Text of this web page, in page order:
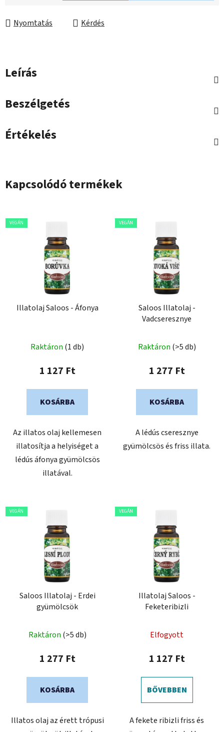
Nyomtatás Kérdés
Leírás
Beszélgetés
Értékelés
Kapcsolódó termékek
VEGÁN
Illatolaj Saloos - Áfonya
Raktáron (1 db)
1 127 Ft
KOSÁRBA
Az illatos olaj kellemesen
illatosítja a helyiséget a
lédús áfonya gyümölcsös
illatával.
VEGÁN
Saloos Illatolaj -
Vadcseresznye
Raktáron (>5 db)
1 277 Ft
KOSÁRBA
A lédús cseresznye
gyümölcsös és friss illata.
VEGÁN
Saloos Illatolaj - Erdei
gyümölcsök
Raktáron (>5 db)
1 277 Ft
KOSÁRBA
Illatos olaj az érett trópusi
VEGÁN
Illatolaj Saloos -
Feketeribizli
Elfogyott
1 127 Ft
BŐVEBBEN
A fekete ribizli friss és